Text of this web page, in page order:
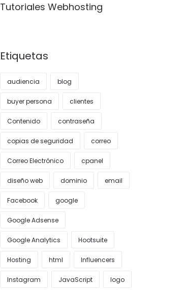
Tutoriales Webhosting
Etiquetas
audiencia blog
buyer persona clientes
Contenido contraseña
copias de seguridad correo
Correo Electrónico cpanel
diseño web dominio email
Facebook google
Google Adsense
Google Analytics Hootsuite
Hosting html Influencers
Instagram JavaScript logo